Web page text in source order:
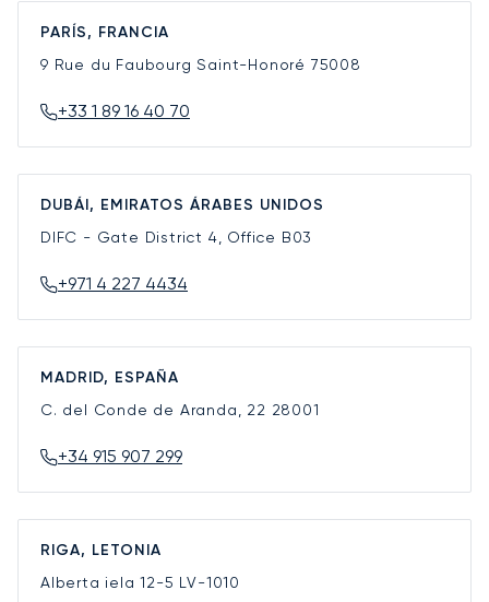
PARÍS, FRANCIA
9 Rue du Faubourg Saint-Honoré 75008
+33 1 89 16 40 70
DUBÁI, EMIRATOS ÁRABES UNIDOS
DIFC - Gate District 4, Office B03
+971 4 227 4434
MADRID, ESPAÑA
C. del Conde de Aranda, 22 28001
+34 915 907 299
RIGA, LETONIA
Alberta iela 12-5 LV-1010